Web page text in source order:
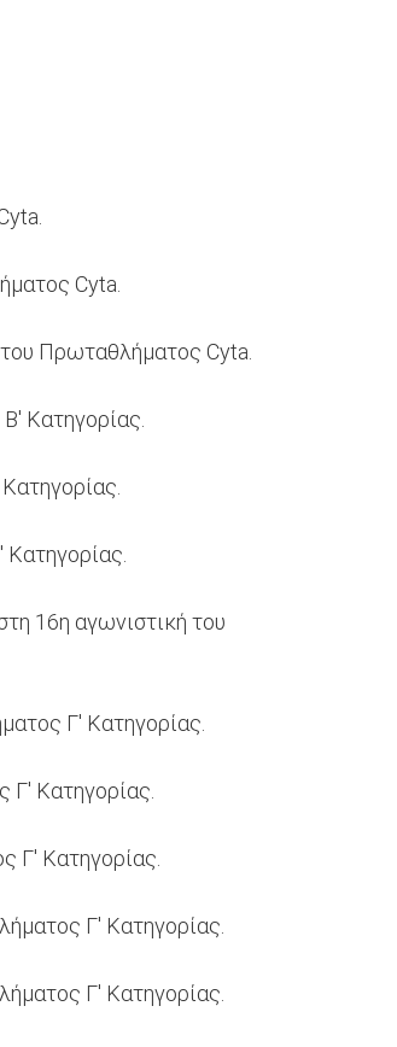
Cyta.
του Πρωταθλήματος Cyta.
Κατηγορίας.
16η αγωνιστική του
Γ' Κατηγορίας.
Γ' Κατηγορίας.
Γ' Κατηγορίας.
Γ' Κατηγορίας.
Γ' Κατηγορίας.